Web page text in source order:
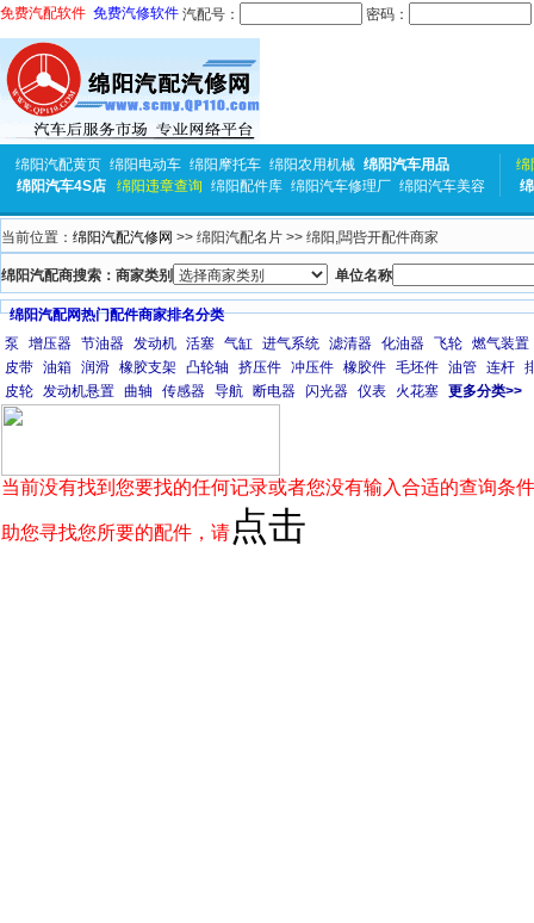
免费汽配软件 免费汽修软件 汽配号： 密码：
绵阳汽配黄页 绵阳电动车 绵阳摩托车 绵阳农用机械 绵阳汽车用品
绵阳汽车4S店
绵阳违章查询 绵阳配件库 绵阳汽车修理厂 绵阳汽车美容
绵
当前位置： 绵阳汽配汽修网 >> 绵阳汽配名片 >> 绵阳,闆呰开配件商家
绵阳汽配商搜索：商家类别 单位名称
绵阳汽配网热门配件商家排名分类
泵
增压器 节油器 发动机 活塞 气缸 进气系统 滤清器 化油器 飞轮 燃气装置
皮带 油箱 润滑 橡胶支架 凸轮轴 挤压件 冲压件 橡胶件 毛坯件 油管 连杆
皮轮 发动机悬置 曲轴 传感器 导航 断电器 闪光器 仪表 火花塞 更多分类>>
当前没有找到您要找的任何记录或者您没有输入合适的查询条
助您寻找您所要的配件，请 点击